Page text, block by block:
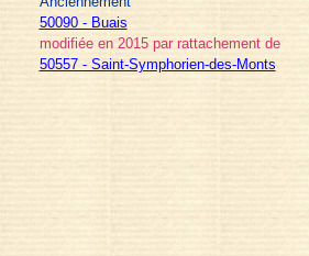
50090 - Buais
modifiée en 2015 par rattachement de
50557 - Saint-Symphorien-des-Monts